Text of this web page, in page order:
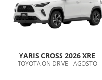
YARIS CROSS 2026 XRE
TOYOTA ON DRIVE - AGOSTO